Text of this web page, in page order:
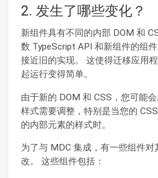
2. 发生了哪些变化？
新组件具有不同的内部 DOM 和
数 TypeScript API 和新组件的组
接近旧的实现。 这使得迁移应用
起运行变得简单。
由于新的 DOM 和 CSS，您可能
样式需要调整，特别是当您的
的内部元素的样式时。
为了与 MDC 集成，有一些组件对
改。 这些组件包括：